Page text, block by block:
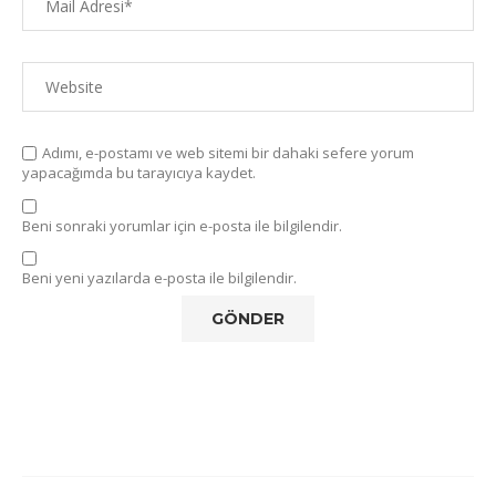
Adımı, e-postamı ve web sitemi bir dahaki sefere yorum
yapacağımda bu tarayıcıya kaydet.
Beni sonraki yorumlar için e-posta ile bilgilendir.
Beni yeni yazılarda e-posta ile bilgilendir.